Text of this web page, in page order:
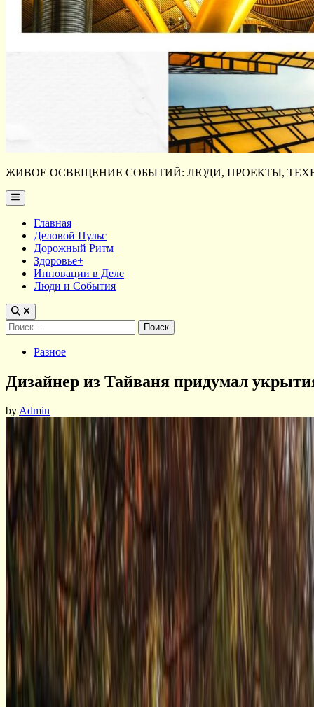
ЖИВОЕ ОСВЕЩЕНИЕ СОБЫТИЙ: ЛЮДИ, ПРОЕКТЫ,
Main
Menu
Главная
Деловой Пульс
Дорожный Ритм
Здоровье+
Инновации в Деле
Люди и События
Найти:
PostedРазное
Дизайнер из Тайваня придумал
byAdmin